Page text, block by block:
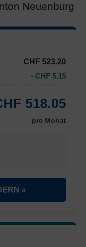
Neuenburg
CHF 523.20
- CHF 5.15
518.05
pro Monat
»